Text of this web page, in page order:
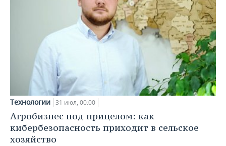
Технологии 31 июл, 00:00
Агробизнес под прицелом: как
кибербезопасность приходит в сельское
хозяйство